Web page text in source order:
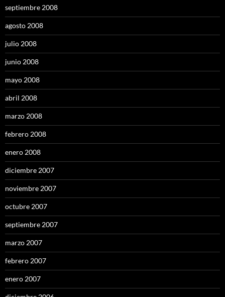
septiembre 2008
agosto 2008
julio 2008
junio 2008
mayo 2008
abril 2008
marzo 2008
febrero 2008
enero 2008
diciembre 2007
noviembre 2007
octubre 2007
septiembre 2007
marzo 2007
febrero 2007
enero 2007